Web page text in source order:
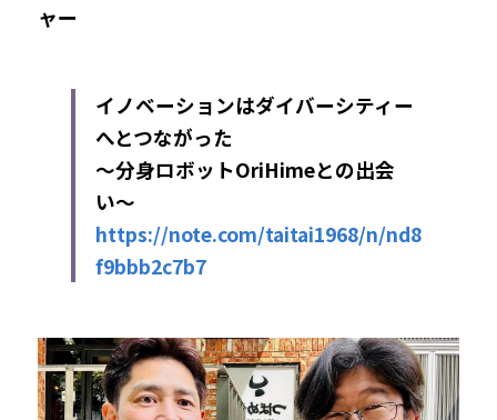
ャー
イノベーションはダイバーシティー
へとつながった
〜分身ロボットOriHimeとの出会
い〜
https://note.com/taitai1968/n/nd8
f9bbb2c7b7